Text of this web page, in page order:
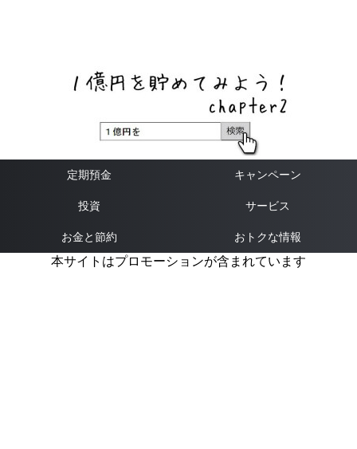
定期預金 キャンペーン
投資 サービス
お金と節約 おトクな情報
本サイトはプロモーションが含まれています